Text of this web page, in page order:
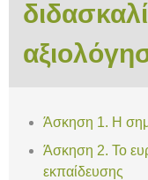
Άσκηση 1. Η
Άσκηση 2. Το
εκπαίδευσης